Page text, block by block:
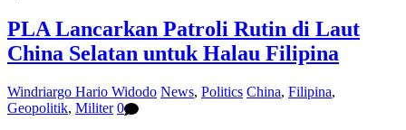
PLA Lancarkan Patroli Rutin di Laut
China Selatan untuk Halau Filipina
Windriargo Hario Widodo News, Politics China, Filipina,
Geopolitik, Militer 0